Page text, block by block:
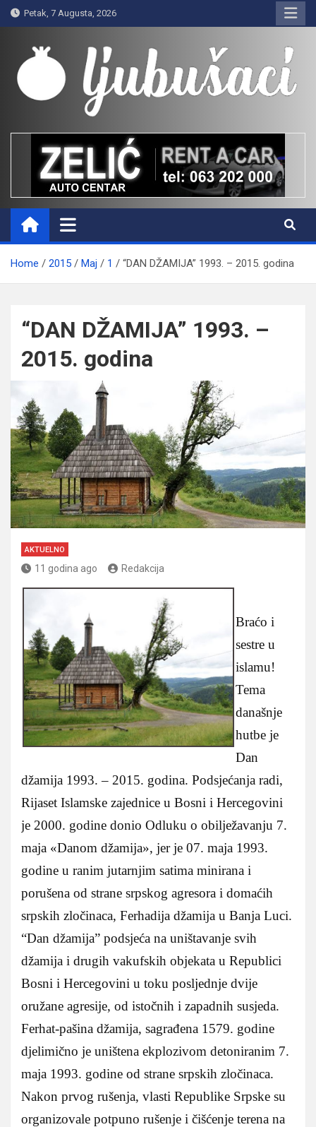
Skip
to
content
Petak, 7 Augusta, 2026
Ljubušaci
Svom voljenom gradu
Home 2015 Maj 1 “DAN DŽAMIJA” 1993. – 2015. godina
“DAN DŽAMIJA” 1993. –
2015. godina
AKTUELNO
11 godina ago Redakcija
Braćo i
sestre u
islamu!
Tema
današnje
hutbe je
Dan
džamija 1993. – 2015. godina. Podsjećanja radi,
Rijaset Islamske zajednice u Bosni i Hercegovini
je 2000. godine donio Odluku o obilježavanju 7.
maja «Danom džamija», jer je 07. maja 1993.
godine u ranim jutarnjim satima minirana i
porušena od strane srpskog agresora i domaćih
srpskih zločinaca, Ferhadija džamija u Banja Luci.
“Dan džamija” podsjeća na uništavanje svih
džamija i drugih vakufskih objekata u Republici
Bosni i Hercegovini u toku posljednje dvije
oružane agresije, od istočnih i zapadnih susjeda.
Ferhat-pašina džamija, sagrađena 1579. godine
djelimično je uništena ekplozivom detoniranim 7.
maja 1993. godine od strane srpskih zločinaca.
Nakon prvog rušenja, vlasti Republike Srpske su
organizovale potpuno rušenje i čišćenje terena na